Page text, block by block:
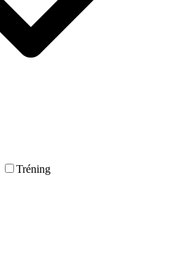
Tréning